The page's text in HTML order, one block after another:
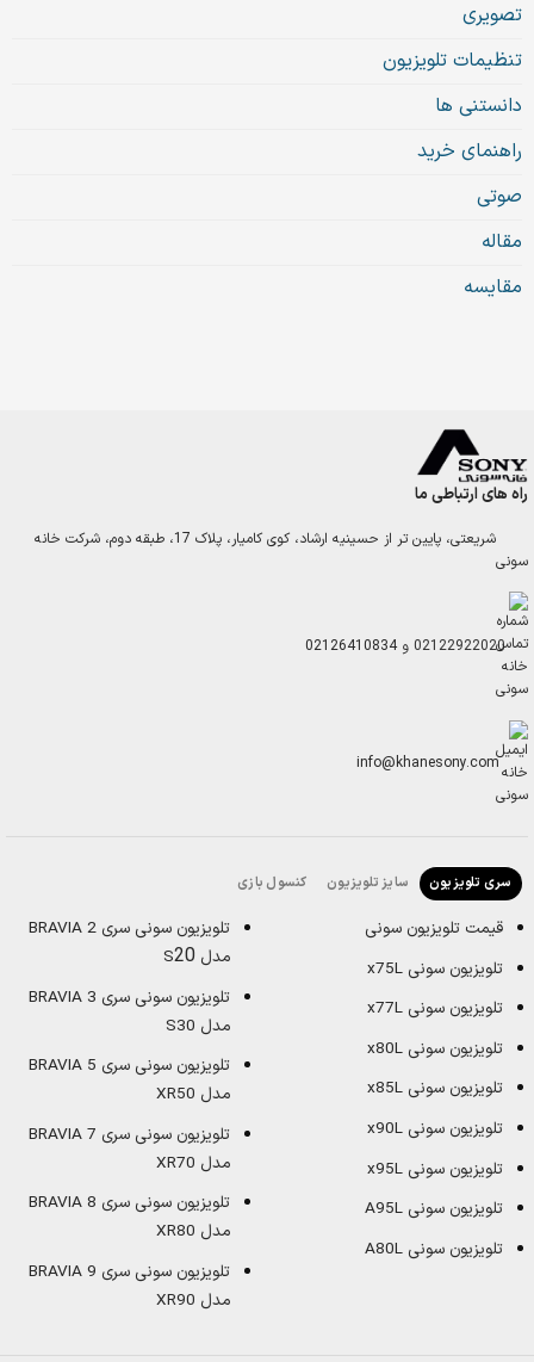
تصویری
تنظیمات تلویزیون
دانستنی ها
راهنمای خرید
صوتی
مقاله
مقایسه
راه های ارتباطی ما
شریعتی، پایین تر از حسینیه ارشاد، کوی کامیار، پلاک 17، طبقه دوم، شرکت خانه
سونی
02122922020 و02126410834
info@khanesony.com
سری تلویزیون سایز تلویزیون کنسول بازی
قیمت تلویزیون سونی
تلویزیون سونی x75L
تلویزیون سونی x77L
تلویزیون سونی x80L
تلویزیون سونی x85L
تلویزیون سونی x90L
تلویزیون سونی x95L
تلویزیون سونی A95L
تلویزیون سونی A80L
تلویزیون سونی سری BRAVIA 2
مدل S 20
تلویزیون سونی سری BRAVIA 3
مدل S30
تلویزیون سونی سری BRAVIA 5
مدل XR50
تلویزیون سونی سری BRAVIA 7
مدل XR70
تلویزیون سونی سری BRAVIA 8
مدل XR80
تلویزیون سونی سری BRAVIA 9
مدل XR90